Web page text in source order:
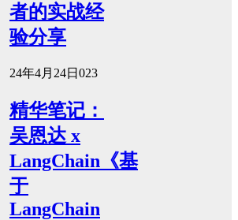
者的实战经
验分享
24年4月24日 023
精华笔记：
吴恩达 x
LangChain《基
于
LangChain